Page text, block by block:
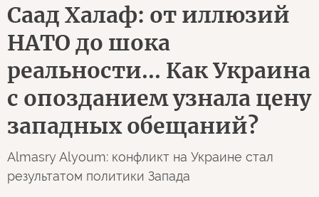
Саад Халаф: от иллюзий
НАТО до шока
реальности... Как Украина
с опозданием узнала цену
западных обещаний?
Almasry Alyoum: конфликт на Украине стал
результатом политики Запада